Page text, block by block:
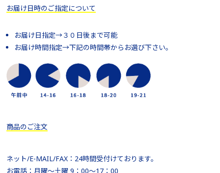
お届け日時のご指定について
お届け日指定→３０日後まで可能
お届け時間指定→下記の時間帯からお選び下さい。
商品のご注文
ネット/E-MAIL/FAX：24時間受付けております。
お電話：月曜～土曜 9：00～17：00